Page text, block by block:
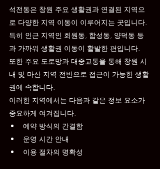
석전동은 창원 주요 생활권과 연결된 지역으
로 다양한 지역 이동이 이루어지는 곳입니다.
특히 인근 지역인 회원동, 합성동, 양덕동 등
과 가까워 생활권 이동이 활발한 편입니다.
또한 주요 도로망과 대중교통을 통해 창원 시
내 및 마산 지역 전반으로 접근이 가능한 생활
권에 속합니다.
이러한 지역에서는 다음과 같은 정보 요소가
중요하게 여겨집니다.
예약 방식의 간결함
운영 시간 안내
이용 절차의 명확성